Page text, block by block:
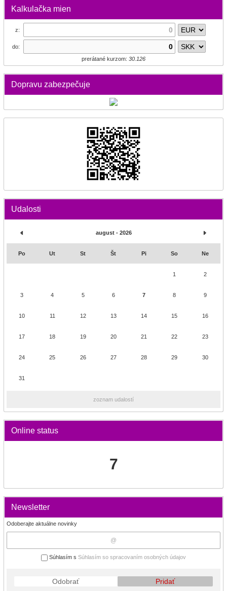
Kalkulačka mien
z:
do:
prerátané kurzom: 30.126
Dopravu zabezpečuje
Udalosti
august - 2026
Po Ut St Št Pi So Ne
1 2
3 4 5 6 7 8 9
10 11 12 13 14 15 16
17 18 19 20 21 22 23
24 25 26 27 28 29 30
31
zoznam udalostí
Online status
7
Newsletter
Odoberajte aktuálne novinky
Súhlasím s Súhlasím so spracovaním osobných údajov
Odobrať Pridať